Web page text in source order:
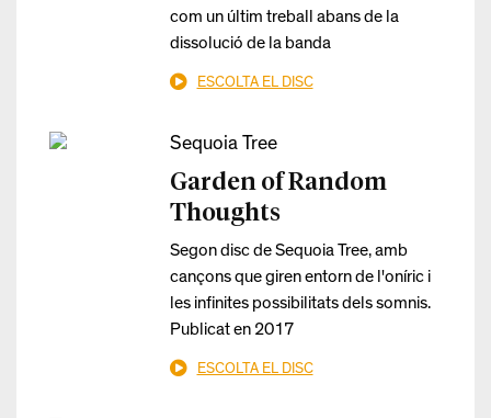
com un últim treball abans de la
dissolució de la banda
ESCOLTA EL DISC
Sequoia Tree
Garden of Random
Thoughts
Segon disc de Sequoia Tree, amb
cançons que giren entorn de l'oníric i
les infinites possibilitats dels somnis.
Publicat en 2017
ESCOLTA EL DISC